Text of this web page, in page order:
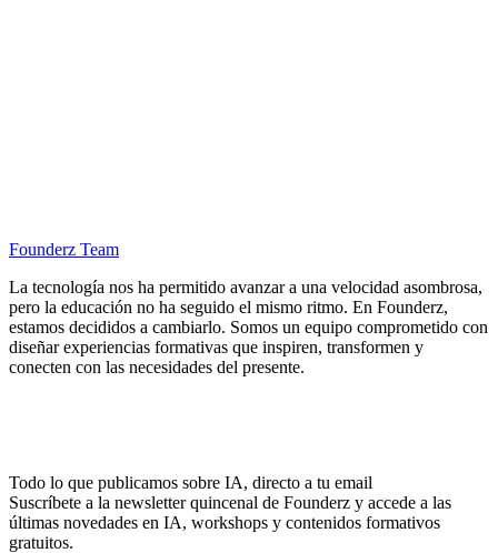
Founderz Team
La tecnología nos ha permitido avanzar a una velocidad asombrosa,
pero la educación no ha seguido el mismo ritmo. En Founderz,
estamos decididos a cambiarlo. Somos un equipo comprometido con
diseñar experiencias formativas que inspiren, transformen y
conecten con las necesidades del presente.
Todo lo que publicamos sobre IA, directo a tu email
Suscríbete a la newsletter quincenal de Founderz y accede a las
últimas novedades en IA, workshops y contenidos formativos
gratuitos.